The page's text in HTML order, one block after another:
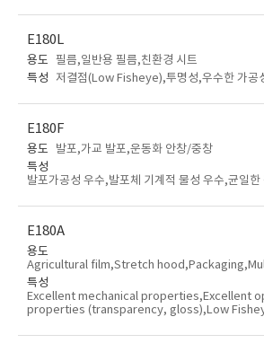
E180L
용도 필름,일반용 필름,친환경 시트
특성
저결점(Low Fisheye),투명성,우수한 가공
E180F
용도
발포,가교 발포,운동화 안창/중창
특성
발포가공성 우수,발포체 기계적 물성 우수,균일한
E180A
용도
Agricultural film,Stretch
특성
Excellent mechanical properties,Excellent
properties (transparency, gloss),Low